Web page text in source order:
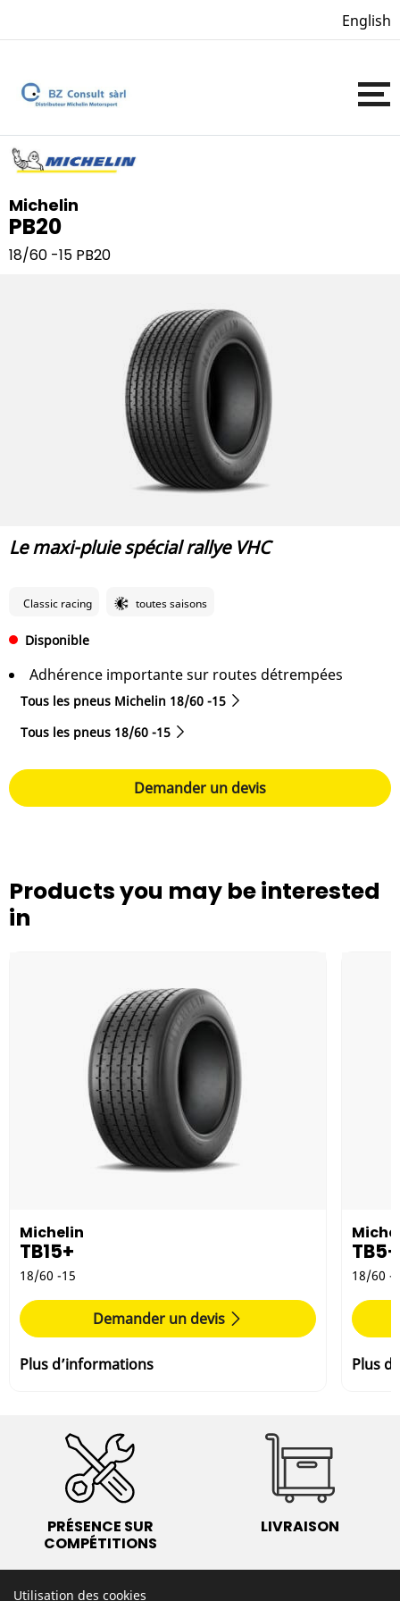
English
Michelin
PB20
18/60 -15 PB20
Le maxi-pluie spécial rallye VHC
Classic racing toutes saisons
Disponible
Adhérence importante sur routes détrempées
Tous les pneus Michelin 18/60 -15
Tous les pneus‎ 18/60 -15
Demander un devis
Products you may be interested
in
Michelin
TB15+
18/60 -15
Demander un devis
Plus d’informations
TB5+
18/60 -
Plus
PRÉSENCE SUR
COMPÉTITIONS
LIVRAISON
Utilisation des cookies